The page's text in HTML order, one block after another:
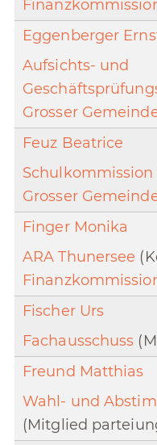
Eggenberger
Aufsichts- und
Grosser
Feuz Beatrice
Schulkommission
Grosser
Finger Monika
ARA Thunersee
Fischer Urs
Fachausschuss
Freund Matthias
Wahl- und
(Mitglied